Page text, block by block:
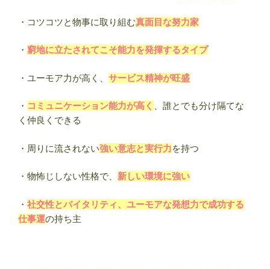
・コツコツと物事に取り組む真面目な努力家
・ 窮地に立たされてこそ能力を発揮するタイプ
・ユーモア力が高く、 サービス精神が旺盛
・ コミュニケーション能力が高く
、誰とでも分け隔てな
く仲良くできる
・周りに流されない強い意志と実行力を持つ
・物怖じしない性格で、 新しい環境に強い
・ 社交性とバイタリティ、ユーモアな発想力で成功する
仕事運の持ち主